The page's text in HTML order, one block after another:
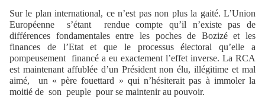
Sur le plan international, ce n’est pas non plus la gaité. L’Union
Européenne
s’étant
rendue compte qu’il n’existe pas de
différences fondamentales entre les poches de Bozizé et les
finances de l’Etat et que le processus électoral qu’elle a
pompeusement financé a eu exactement l’effet inverse. La RCA
est maintenant affublée d’un Président non élu, illégitime et mal
aimé,
un « père fouettard » qui n’hésiterait pas à immoler la
moitié de son peuple pour se maintenir au pouvoir.